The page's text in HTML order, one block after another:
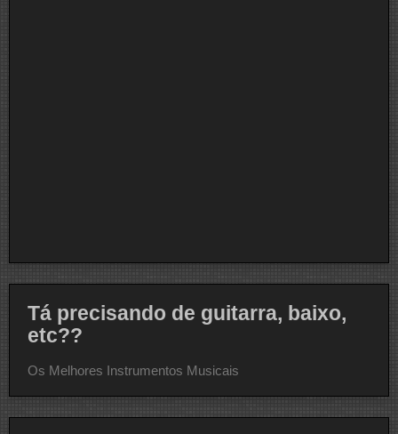
Tá precisando de guitarra, baixo,
etc??
Os Melhores Instrumentos Musicais